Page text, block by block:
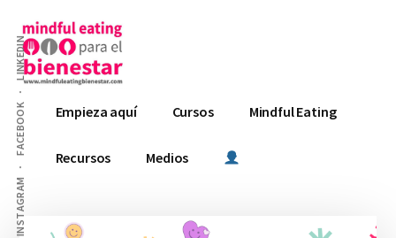
contenido
principal
barra
lateral
principal
Additional
menu
INSTAGRAM
FACEBOOK
LINKEDIN
Mindful
Eating
para
el
Bienestar
Curso
GRATIS,
Curso
ESENCIAL
y
Curso
Empieza aquí Cursos Mindful Eating
Recursos Medios